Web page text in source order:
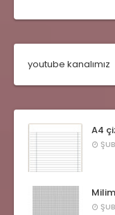
youtube kanalımız
A4